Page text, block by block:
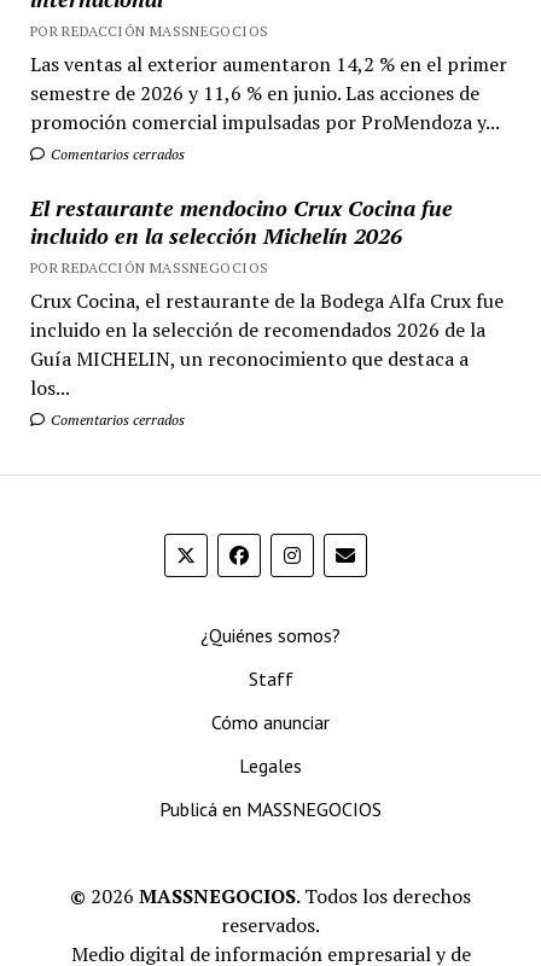
POR REDACCIÓN MASSNEGOCIOS
Las ventas al exterior aumentaron 14,2 % en el primer
semestre de 2026 y 11,6 % en junio. Las acciones de
promoción comercial impulsadas por ProMendoza y...
Comentarios cerrados
El restaurante mendocino Crux Cocina fue
incluido en la selección Michelín 2026
POR REDACCIÓN MASSNEGOCIOS
Crux Cocina, el restaurante de la Bodega Alfa Crux fue
incluido en la selección de recomendados 2026 de la
Guía MICHELIN, un reconocimiento que destaca a
los...
Comentarios cerrados
¿Quiénes somos?
Staff
Cómo anunciar
Legales
Publicá en MASSNEGOCIOS
© 2026 MASSNEGOCIOS.Todos los derechos
reservados.
Medio digital de información empresarial y de